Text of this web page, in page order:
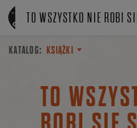
Linki do przejścia
KATALOG: KSIĄŻKI
TO